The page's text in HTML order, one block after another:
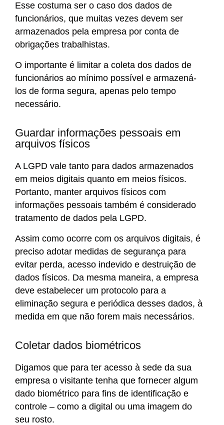
Esse costuma ser o caso dos dados de
funcionários, que muitas vezes devem ser
armazenados pela empresa por conta de
obrigações trabalhistas.
O importante é limitar a coleta dos dados de
funcionários ao mínimo possível e armazená-
los de forma segura, apenas pelo tempo
necessário.
Guardar informações pessoais em
arquivos físicos
A LGPD vale tanto para dados armazenados
em meios digitais quanto em meios físicos.
Portanto, manter arquivos físicos com
informações pessoais também é considerado
tratamento de dados pela LGPD.
Assim como ocorre com os arquivos digitais, é
preciso adotar medidas de segurança para
evitar perda, acesso indevido e destruição de
dados físicos. Da mesma maneira, a empresa
deve estabelecer um protocolo para a
eliminação segura e periódica desses dados, à
medida em que não forem mais necessários.
Coletar dados biométricos
Digamos que para ter acesso à sede da sua
empresa o visitante tenha que fornecer algum
dado biométrico para fins de identificação e
controle – como a digital ou uma imagem do
seu rosto.